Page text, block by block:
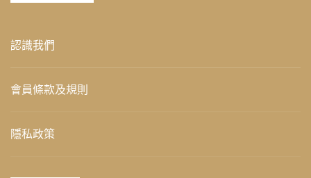
認識我們
會員條款及規則
隱私政策